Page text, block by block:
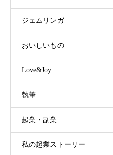
ジェムリンガ
おいしいもの
Love&Joy
執筆
起業・副業
私の起業ストーリー